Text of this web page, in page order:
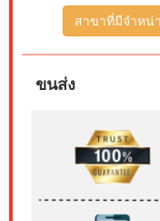
สาขาที่มีจำหน่
ขนส่ง